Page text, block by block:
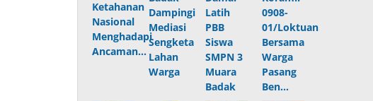
Ketahanan
Nasional
Menghadapi
Ancaman…
Dampingi
Mediasi
Sengketa
Lahan
Warga
Latih
PBB
Siswa
SMPN 3
Muara
Badak
0908-
01/Loktuan
Bersama
Warga
Pasang
Ben…